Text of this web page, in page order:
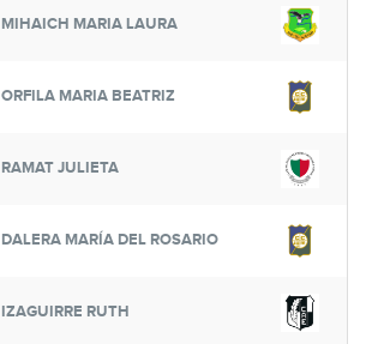
MIHAICH MARIA LAURA
ORFILA MARIA BEATRIZ
RAMAT JULIETA
DALERA MARÍA DEL ROSARIO
IZAGUIRRE RUTH